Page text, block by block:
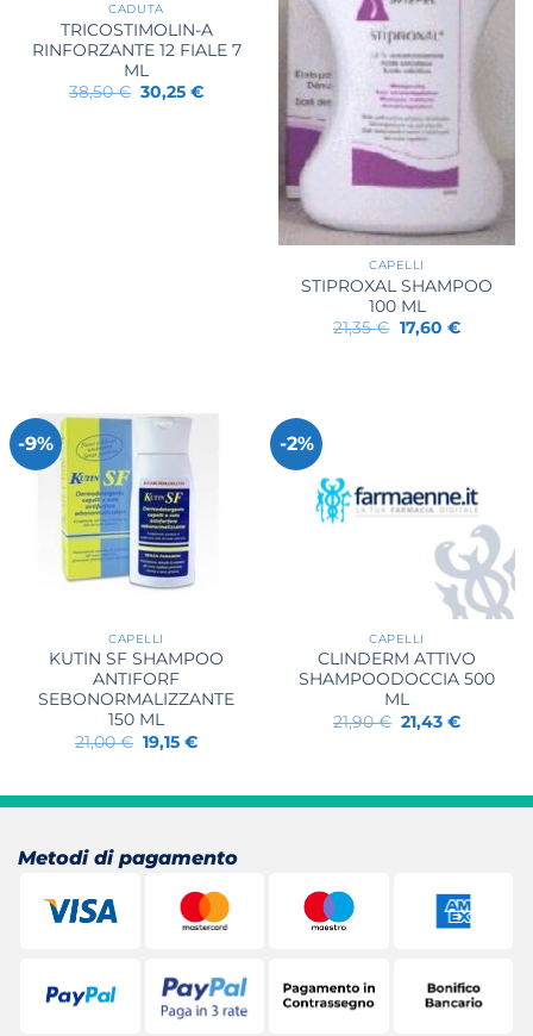
CADUTA
TRICOSTIMOLIN-A
RINFORZANTE 12 FIALE 7
ML
38,50€ Il
prezzo
30,25€Il
CAPELLI
STIPROXAL SHAMPOO
100 ML
21,35€ Il
prezzo
17,60 €Il
-9%
CAPELLI
KUTIN SF SHAMPOO
ANTIFORF
SEBONORMALIZZANTE
150 ML
21,00€ Il
prezzo
19,15€Il
-2%
CAPELLI
CLINDERM ATTIVO
SHAMPOODOCCIA 500
ML
21,90€ Il
prezzo
21,43€Il
Metodi di pagamento